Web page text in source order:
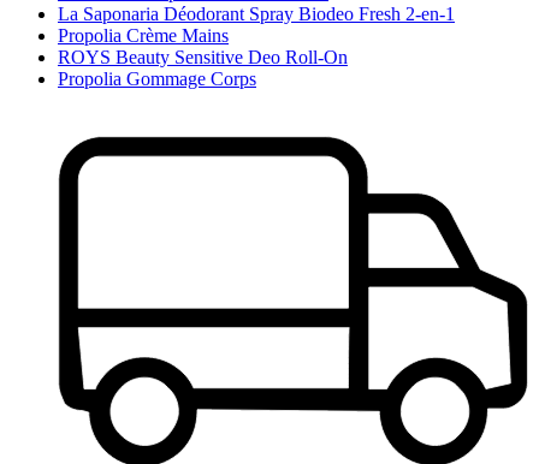
La Saponaria Déodorant Spray Biodeo Fresh 2-en-1
Propolia Crème Mains
ROYS Beauty Sensitive Deo Roll-On
Propolia Gommage Corps